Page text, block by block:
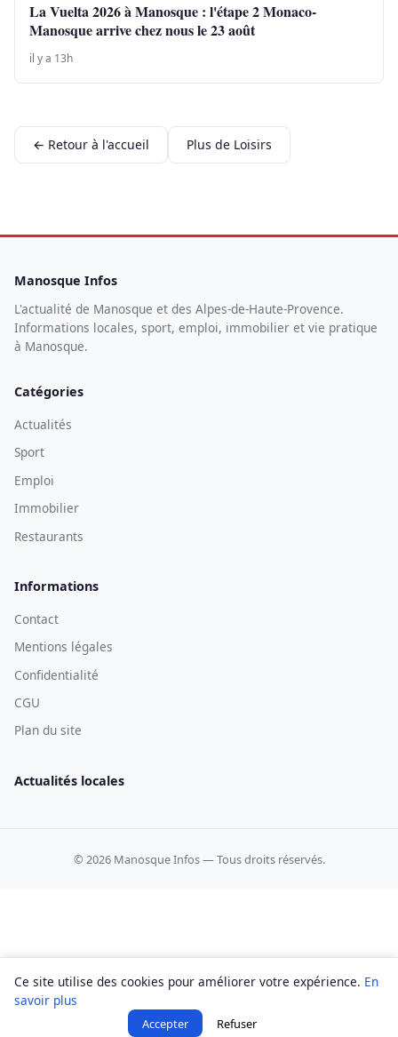
La Vuelta 2026 à Manosque : l'étape 2 Monaco-
Manosque arrive chez nous le 23 août
il y a 13h
← Retour à l'accueil Plus de Loisirs
Manosque Infos
L'actualité de Manosque et des Alpes-de-Haute-Provence.
Informations locales, sport, emploi, immobilier et vie pratique
à Manosque.
Catégories
Actualités
Sport
Emploi
Immobilier
Restaurants
Informations
Contact
Mentions légales
Confidentialité
CGU
Plan du site
Actualités locales
© 2026 Manosque Infos — Tous droits réservés.
Ce site utilise des cookies pour améliorer votre expérience. En
savoir plus
Accepter Refuser